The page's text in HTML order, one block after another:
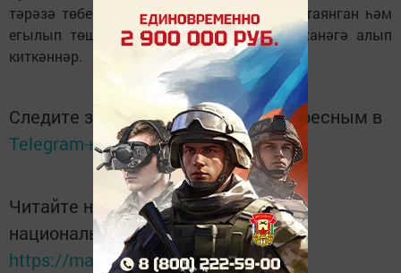
тәрәзә төбенә менгән, москит сеткасына таянган һәм
егылып төшкән. Имгәнгән баланы хастаханәгә алып
киткәннәр.
Следите за самым важным и интересным в
Telegram-каналеТатмедиа
Читайте новости Татарстана в
национальном мессенджере MАХ:
https://max.ru/tatmedia